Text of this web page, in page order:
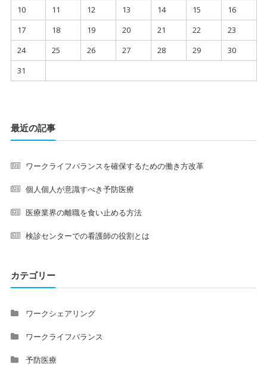
10
11 12 13 14 15
16
17
18 19 20 21 22
23
24
25 26 27 28 29
30
31
最近の記事
ワークライフバランスを確保するための働き方改革
個人個人が意識すべき予防医療
医療業界の離職を食い止める方法
検診センターでの看護師の役割とは
カテゴリー
ワークシェアリング
ワークライフバランス
予防医療